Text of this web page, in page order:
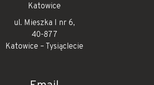
Katowice
ul. Mieszka I nr 6,
40-877
Katowice – Tysiąclecie